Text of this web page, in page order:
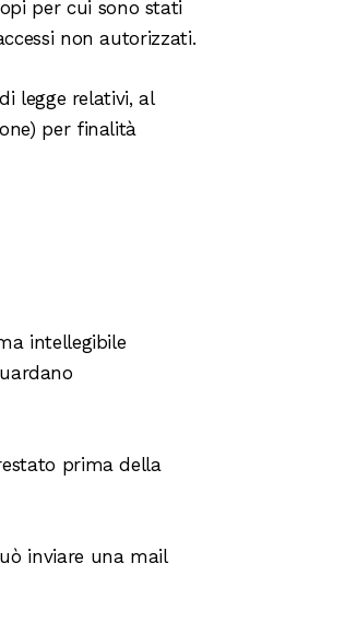
per cui sono stati
non autorizzati.
legge relativi, al
per finalità
intellegibile
prima della
inviare una mail